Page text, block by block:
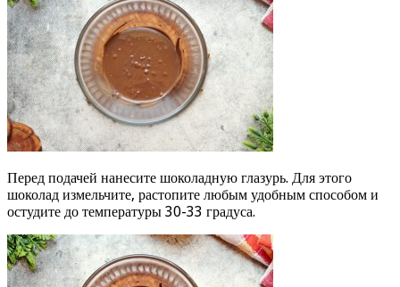
Перед подачей нанесите шоколадную глазурь. Для этого
шоколад измельчите, растопите любым удобным способом и
остудите до температуры 30-33 градуса.